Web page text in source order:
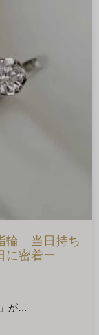
輪 当日持ち
に密着ー
が